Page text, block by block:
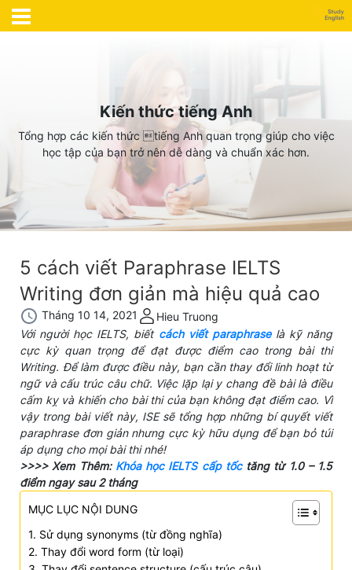
Kiến thức tiếng Anh
Tổng hợp các kiến thức tiếng Anh quan trọng giúp cho việc
học tập của bạn trở nên dễ dàng và chuẩn xác hơn.
5 cách viết Paraphrase IELTS
Writing đơn giản mà hiệu quả cao
Tháng 10 14, 2021
Hieu Truong
Với người học IELTS, biết cách viết paraphraselà kỹ năng
cực kỳ quan trọng để đạt được điểm cao trong bài thi
Writing. Để làm được điều này, bạn cần thay đổi linh hoạt từ
ngữ và cấu trúc câu chữ. Việc lặp lại y chang đề bài là điều
cấm kỵ và khiến cho bài thi của bạn không đạt điểm cao. Vì
vậy trong bài viết này, ISE sẽ tổng hợp những bí quyết viết
paraphrase đơn giản nhưng cực kỳ hữu dụng để bạn bỏ túi
áp dụng cho mọi bài thi nhé!
>>>> Xem Thêm: Khóa học IELTS cấp tốctăng từ 1.0 – 1.5
điểm ngay sau 2 tháng
MỤC LỤC NỘI DUNG
1. Sử dụng synonyms (từ đồng nghĩa)
2. Thay đổi word form (từ loại)